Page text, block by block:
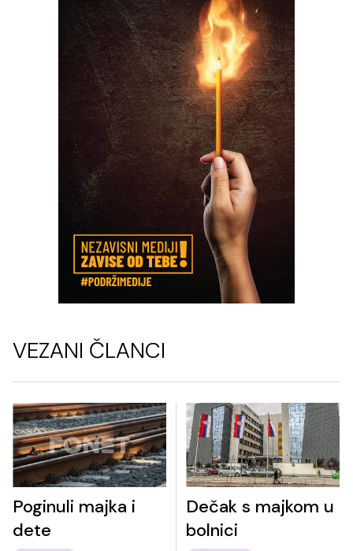
VEZANI ČLANCI
Poginuli majka i
dete
Dečak s majkom u
bolnici